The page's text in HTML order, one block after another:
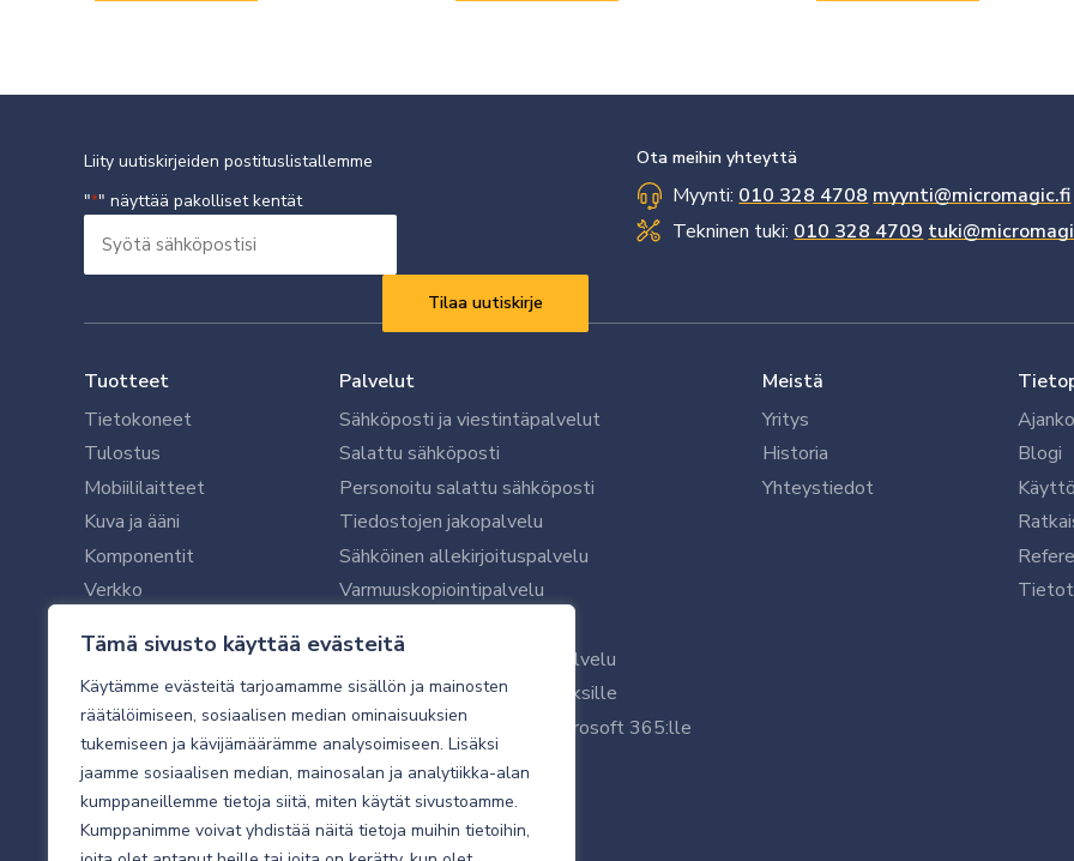
Tämä sivusto käyttää evästeitä
Käytämme evästeitä tarjoamamme sisällön ja mainosten
räätälöimiseen, sosiaalisen median ominaisuuksien
tukemiseen ja kävijämäärämme analysoimiseen. Lisäksi
jaamme sosiaalisen median, mainosalan ja analytiikka-alan
kumppaneillemme tietoja siitä, miten käytät sivustoamme.
Kumppanimme voivat yhdistää näitä tietoja muihin tietoihin,
Liity uutiskirjeiden postituslistallemme
"*" näyttää pakolliset kentät
sähköpostisi
Ota meihin yhteyttä
Myynti: 010 328 4708 myynti@micromagic.fi
Tekninen tuki: 010 328 4709
Tuotteet
Tietokoneet
Tulostus
Mobiililaitteet
Kuva ja ääni
Komponentit
Verkko
Oheislaitteet
Palvelut
Sähköposti ja viestintäpalvelut
Salattu sähköposti
Personoitu salattu sähköposti
Tiedostojen jakopalvelu
Sähköinen allekirjoituspalvelu
Varmuuskopiointipalvelu
Microsoft 365 -varmistuspalvelu
WithSecure tietoturva yrityksille
WithSecuren tietoturva Microsoft 365:lle
Käyttäjätukipalvelu
Tietoturvakartoitus
Sähköpostikartoitus
Meistä
Yritys
Historia
Yhteystiedot
Blogi